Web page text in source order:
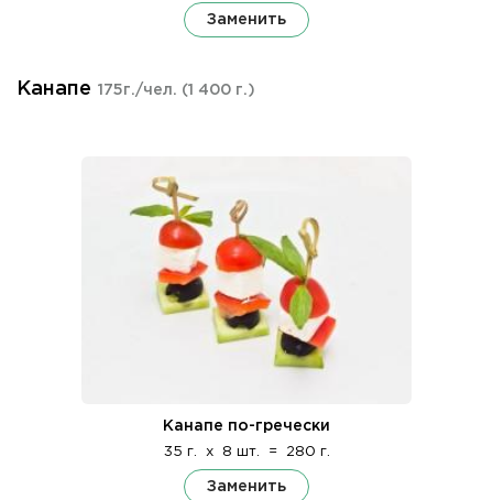
Заменить
Канапе 175г./чел. (1 400 г.)
Канапе по-гречески
35 г. x 8 шт. = 280 г.
Заменить